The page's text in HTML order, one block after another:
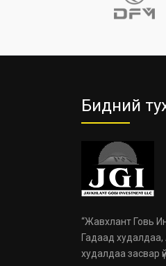
Бидний
“Жавхлант Говь
Гадаад
худалдаа засвар